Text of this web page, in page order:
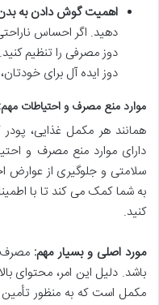
اهمیت گوش دادن به
دهید. اگر احساس
دوز مصرفی را تنظیم
دوز ایده آل برای
موارد منع مصرف و احتیاطات
همانند هر مکمل غذایی، پودر
دارای موارد منع مصرف و
سلامتی و جلوگیری از عوارض
به شما کمک می کند تا با
کنید.
مورد اصلی و بسیار مهم: مصرف
باشد. دلیل این امر، محتوای
مکمل است که به منظور تأمین